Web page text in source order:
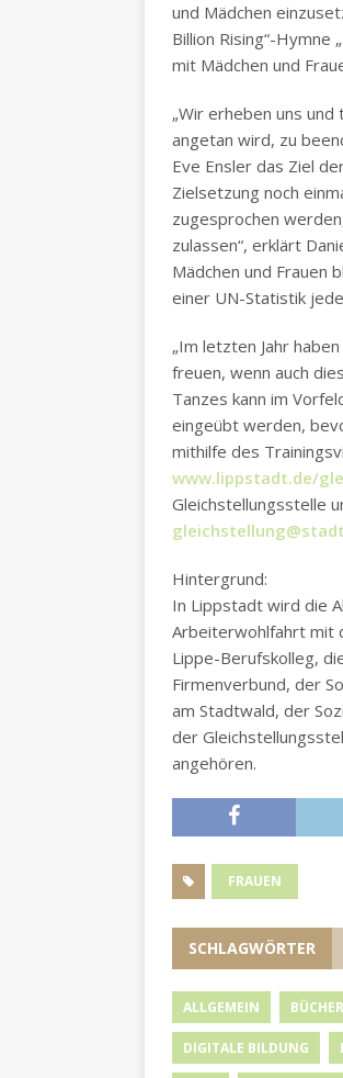
und Mädchen
Billion Rising“-Hymne
mit Mädchen und
„Wir erheben uns
angetan wird, zu
Eve Ensler das Ziel
Zielsetzung noch
zugesprochen
zulassen“, erklärt
Mädchen und Frauen
einer UN-Statistik
„Im letzten Jahr
freuen, wenn auch
Tanzes kann im
eingeübt werden,
mithilfe des
www.lippstadt.de/
Gleichstellungsstelle
Hintergrund:
In Lippstadt wird die
Arbeiterwohlfahrt mit
Lippe-Berufskolleg,
Firmenverbund, der
am Stadtwald, der
der
angehören.
FRAUEN
SCHLAGWÖRTER
ALLGEMEIN
DIGITALE BILDUNG